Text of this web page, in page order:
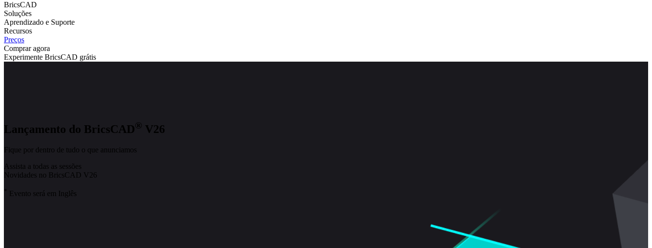
BricsCAD
Soluções
Aprendizado e Suporte
Recursos
Preços
Comprar agora
Experimente BricsCAD grátis
Lançamento do BricsCAD® V26
Fique por dentro de tudo o que anunciamos
Assista a todas as sessões
Novidades no BricsCAD V26
* Evento será em Inglês